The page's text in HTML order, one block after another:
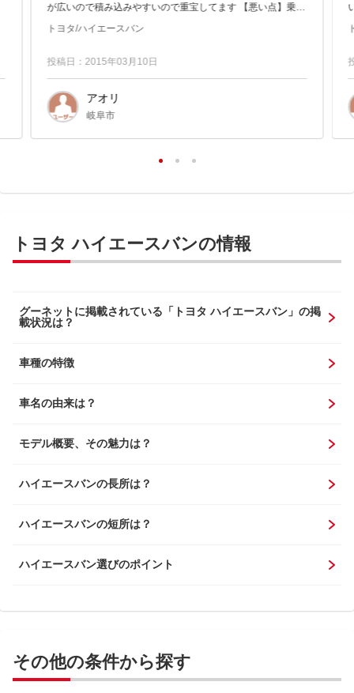
が広いので積み込みやすいので重宝してます 【悪い点】乗り
トヨタ/ハイエースバン
投稿日：2015年03月10日
アオリ
岐阜市
トヨタ ハイエースバンの情報
グーネットに掲載されている「トヨタ ハイエースバン」の掲
載状況は？
車種の特徴
車名の由来は？
モデル概要、その魅力は？
ハイエースバンの長所は？
ハイエースバンの短所は？
ハイエースバン選びのポイント
その他の条件から探す